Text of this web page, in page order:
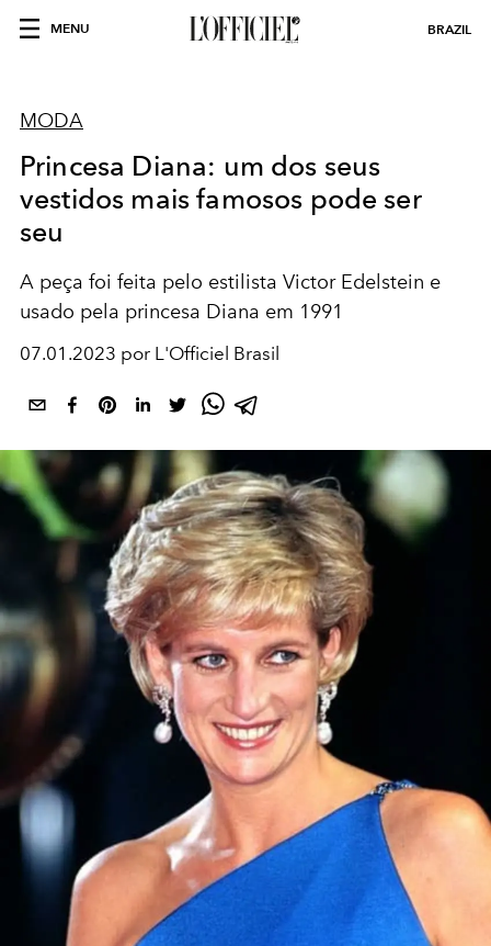
MENU BRAZIL
MODA
Princesa Diana: um dos seus
vestidos mais famosos pode ser
seu
A peça foi feita pelo estilista Victor Edelstein e
usado pela princesa Diana em 1991
07.01.2023 por L'Officiel Brasil